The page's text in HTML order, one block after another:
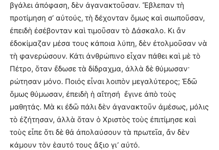
βγάλει ἀπόφαση, δὲν ἀγανακτοῦσαν. Ἔβλεπαν τὴ
προτίμηση σ’ αὐτούς, τὴ δέχονταν ὅμως καὶ σιωποῦσαν,
ἐπειδὴ ἐσέβονταν καὶ τιμοῦσαν τὸ Δάσκαλο. Κι ἄν
ἐδοκίμαζαν μέσα τους κάποια λύπη, δὲν ἐτολμοῦσαν νὰ
τὴ φανερώσουν. Κάτι ἀνθρώπινο εἶχαν πάθει καὶ μὲ τὸ
Πέτρο, ὅταν ἔδωσε τὰ δίδραχμα, ἀλλὰ δὲ θύμωσαν·
ρώτησαν μόνο. Ποιός εἶναι λοιπὸν μεγαλύτερος; Ἐδῶ
ὅμως θύμωσαν, ἐπειδὴ ἡ αἴτησή ἔγινε ἀπὸ τοὺς
μαθητάς. Μὰ κι ἐδῶ πάλι δὲν ἀγανακτοῦν ἀμέσως, μόλις
τὸ ἐζήτησαν, ἀλλὰ ὅταν ὁ Χριστὸς τοὺς ἐπιτίμησε καὶ
τοὺς εἶπε ὅτι δὲ θἀ ἀπολαύσουν τὰ πρωτεῖα, ἄν δὲν
κάμουν τὸν ἑαυτό τους ἄξιο γι’ αὐτό.